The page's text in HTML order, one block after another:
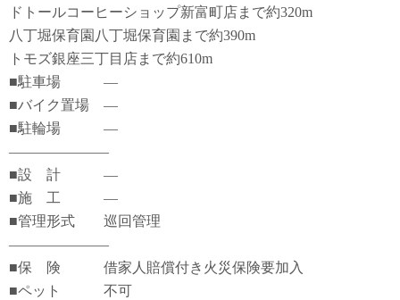
ドトールコーヒーショップ新富町店まで約320m
八丁堀保育園八丁堀保育園まで約390m
トモズ銀座三丁目店まで約610m
■駐車場 ―
■バイク置場 ―
■駐輪場 ―
―――――――
■設 計 ―
■施 工 ―
■管理形式 巡回管理
―――――――
■保 険 借家人賠償付き火災保険要加入
■ペット 不可